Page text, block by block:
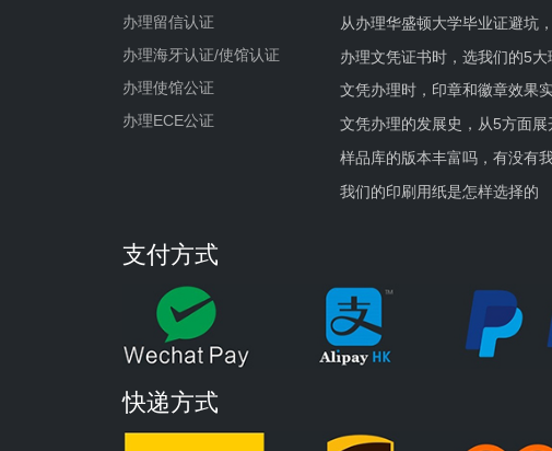
办理留信认证
办理海牙认证/使馆认证
办理使馆公证
办理ECE公证
从办理华盛顿大学毕业证避坑
办理文凭证书时，选我们的5大
文凭办理时，印章和徽章效果
文凭办理的发展史，从5方面展
样品库的版本丰富吗，有没有
我们的印刷用纸是怎样选择的
支付方式
快递方式